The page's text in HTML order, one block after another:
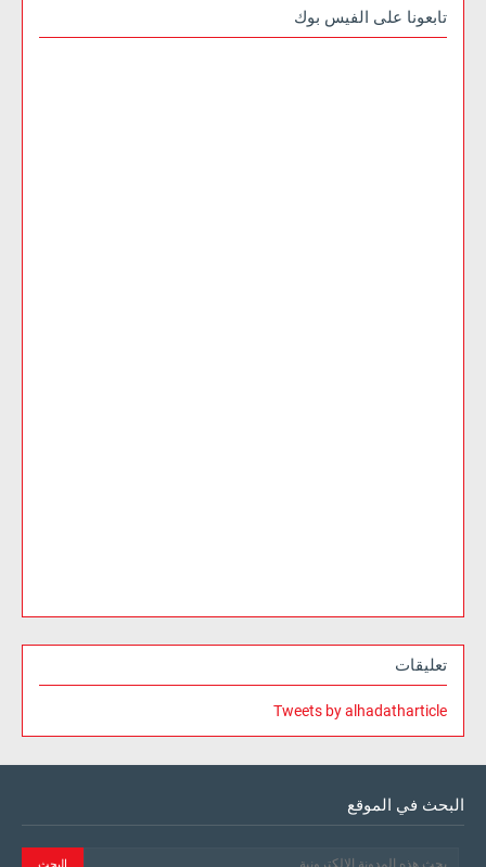
تابعونا على الفيس بوك
تعليقات
Tweets by alhadatharticle
البحث في الموقع